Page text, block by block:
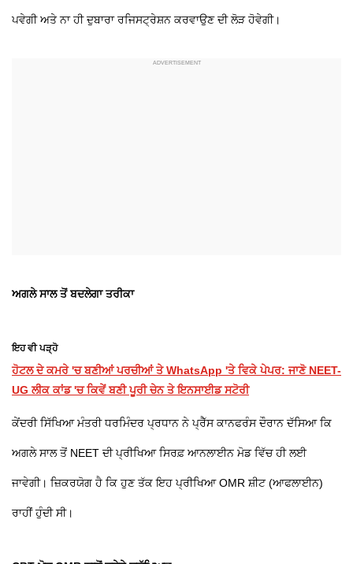
ਪਵੇਗੀ ਅਤੇ ਨਾ ਹੀ ਦੁਬਾਰਾ ਰਜਿਸਟ੍ਰੇਸ਼ਨ ਕਰਵਾਉਣ ਦੀ ਲੋੜ ਹੋਵੇਗੀ।
ਅਗਲੇ ਸਾਲ ਤੋਂ ਬਦਲੇਗਾ ਤਰੀਕਾ
ਇਹ ਵੀ ਪੜ੍ਹੋ
ਹੋਟਲ ਦੇ ਕਮਰੇ 'ਚ ਬਣੀਆਂ ਪਰਚੀਆਂ ਤੇ WhatsApp 'ਤੇ ਵਿਕੇ ਪੇਪਰ: ਜਾਣੋ NEET-
UG ਲੀਕ ਕਾਂਡ 'ਚ ਕਿਵੇਂ ਬਣੀ ਪੂਰੀ ਚੇਨ ਤੇ ਇਨਸਾਈਡ ਸਟੋਰੀ
ਕੇਂਦਰੀ ਸਿੱਖਿਆ ਮੰਤਰੀ ਧਰਮਿੰਦਰ ਪ੍ਰਧਾਨ ਨੇ ਪ੍ਰੈੱਸ ਕਾਨਫਰੰਸ ਦੌਰਾਨ ਦੱਸਿਆ ਕਿ
ਅਗਲੇ ਸਾਲ ਤੋਂ NEET ਦੀ ਪ੍ਰੀਖਿਆ ਸਿਰਫ਼ ਆਨਲਾਈਨ ਮੋਡ ਵਿੱਚ ਹੀ ਲਈ
ਜਾਵੇਗੀ। ਜ਼ਿਕਰਯੋਗ ਹੈ ਕਿ ਹੁਣ ਤੱਕ ਇਹ ਪ੍ਰੀਖਿਆ OMR ਸ਼ੀਟ (ਆਫਲਾਈਨ)
ਰਾਹੀਂ ਹੁੰਦੀ ਸੀ।